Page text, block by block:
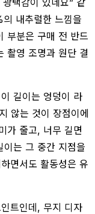
내추럴한 느낌을
부분은 구매 전 반드
촬영 조명과 원단 결
길이는 엉덩이 라
않는 것이 장점이에
가 줄고, 너무 길면
는 그 중간 지점을
면서도 활동성은 유
트인데, 무지 디자